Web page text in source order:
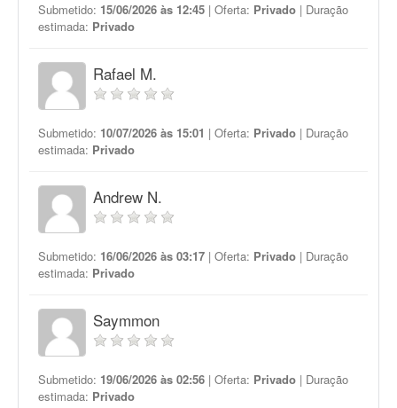
Submetido: 15/06/2026 às 12:45 | Oferta: Privado | Duração
estimada: Privado
Rafael M.
Submetido: 10/07/2026 às 15:01 | Oferta: Privado | Duração
estimada: Privado
Andrew N.
Submetido: 16/06/2026 às 03:17 | Oferta: Privado | Duração
estimada: Privado
Saymmon
Submetido: 19/06/2026 às 02:56 | Oferta: Privado | Duração
estimada: Privado